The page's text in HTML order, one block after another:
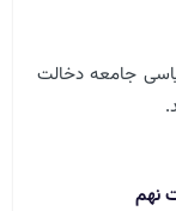
جامعه دخالت